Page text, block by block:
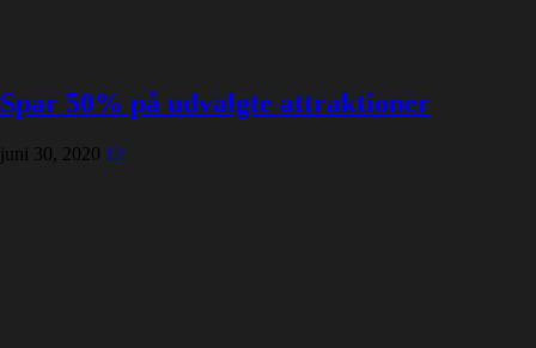
Spar 50% på udvalgte attraktioner
juni 30, 2020 12